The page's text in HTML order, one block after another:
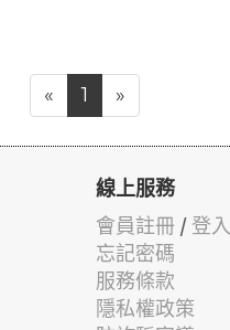
« 1 »
線上服務
會員註冊 / 登入
忘記密碼
服務條款
隱私權政策